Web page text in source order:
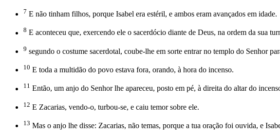
7 E não tinham filhos, porque Isabel era estéril, e ambos eram avançados em idade.
8 E aconteceu que, exercendo ele o sacerdócio diante de Deus, na ordem da sua
9 segundo o costume sacerdotal, coube-lhe em sorte entrar no templo do Senhor
10 E toda a multidão do povo estava fora, orando, à hora do incenso.
11 Então, um anjo do Senhor lhe apareceu, posto em pé, à direita do altar do
12 E Zacarias, vendo-o, turbou-se, e caiu temor sobre ele.
13 Mas o anjo lhe disse: Zacarias, não temas, porque a tua oração foi ouvida, e